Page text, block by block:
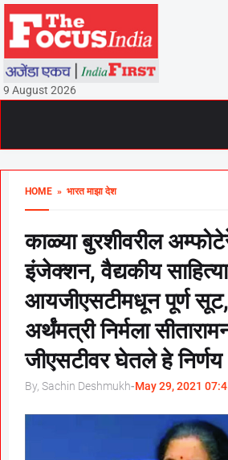
9 August 2026
HOME » भारत माझा देश
काळ्या बुरशीवरील
इंजेक्शन, वैद्यकीय
आयजीएसटीमधून पूर्ण
अर्थंमत्री निर्मला
जीएसटीवर घेतले हे निर्णय
By, Sachin Deshmukh-May 29, 2021